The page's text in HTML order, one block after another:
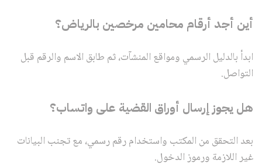
أين أجد أرقام محامين مرخصين بالرياض؟
ابدأ بالدليل الرسمي ومواقع المنشآت، ثم طابق الاسم والرقم قبل
التواصل.
هل يجوز إرسال أوراق القضية على واتساب؟
بعد التحقق من المكتب واستخدام رقم رسمي، مع تجنب البيانات
غير اللازمة ورموز الدخول.